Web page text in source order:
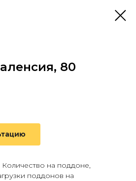
80
на поддоне,
поддонов на